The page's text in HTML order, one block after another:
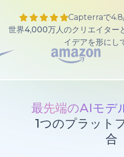
Capterraで
世界4,000万人のクリエイター
イデアを形にし
最先端のAIモデ
1つのプラット
合